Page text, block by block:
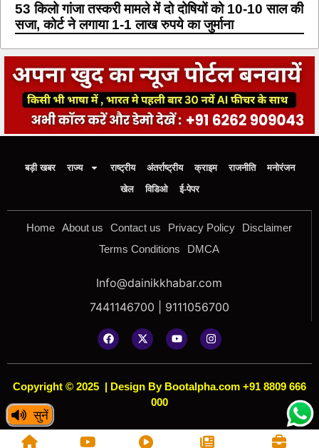
सुनें
53 किलो गांजा तस्करी मामले में दो दोषियों को 10-10 साल की
सजा, कोर्ट ने लगाया 1-1 लाख रुपये का जुर्माना
बड़ी खबर राज्य राष्ट्रीय अंतर्राष्ट्रीय क्राइम राजनीति
मनोरंजन
खेल
विडिओ ई-पेपर
Home About us Contact us Privacy Policy
Disclaimer
Terms Conditions
DMCA
Info@dainikkhabar.com
7441146700 | 9111056700
Copyright © 2025 | Design By Bootalpha.com +91 8809 666
000